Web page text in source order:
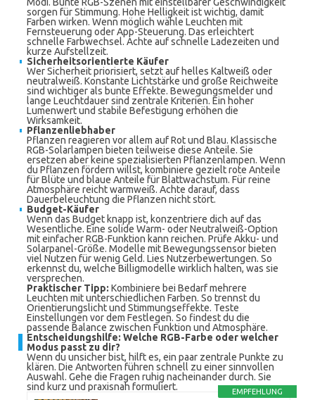
sorgen für Stimmung. Hohe Helligkeit ist wichtig, damit
Farben wirken. Wenn möglich wähle Leuchten mit
Fernsteuerung oder App-Steuerung. Das erleichtert
schnelle Farbwechsel. Achte auf schnelle Ladezeiten und
kurze Aufstellzeit.
Sicherheitsorientierte Käufer
Wer Sicherheit priorisiert, setzt auf helles Kaltweiß oder
neutralweiß. Konstante Lichtstärke und große Reichweite
sind wichtiger als bunte Effekte. Bewegungsmelder und
lange Leuchtdauer sind zentrale Kriterien. Ein hoher
Lumenwert und stabile Befestigung erhöhen die
Wirksamkeit.
Pflanzenliebhaber
Pflanzen reagieren vor allem auf Rot und Blau. Klassische
RGB-Solarlampen bieten teilweise diese Anteile. Sie
ersetzen aber keine spezialisierten Pflanzenlampen. Wenn
du Pflanzen fördern willst, kombiniere gezielt rote Anteile
für Blüte und blaue Anteile für Blattwachstum. Für reine
Atmosphäre reicht warmweiß. Achte darauf, dass
Dauerbeleuchtung die Pflanzen nicht stört.
Budget-Käufer
Wenn das Budget knapp ist, konzentriere dich auf das
Wesentliche. Eine solide Warm- oder Neutralweiß-Option
mit einfacher RGB-Funktion kann reichen. Prüfe Akku- und
Solarpanel-Größe. Modelle mit Bewegungssensor bieten
viel Nutzen für wenig Geld. Lies Nutzerbewertungen. So
erkennst du, welche Billigmodelle wirklich halten, was sie
versprechen.
Praktischer Tipp: Kombiniere bei Bedarf mehrere
Leuchten mit unterschiedlichen Farben. So trennst du
Orientierungslicht und Stimmungseffekte. Teste
Einstellungen vor dem Festlegen. So findest du die
passende Balance zwischen Funktion und Atmosphäre.
Entscheidungshilfe: Welche RGB-Farbe oder welcher
Modus passt zu dir?
Wenn du unsicher bist, hilft es, ein paar zentrale Punkte zu
klären. Die Antworten führen schnell zu einer sinnvollen
Auswahl. Gehe die Fragen ruhig nacheinander durch. Sie
sind kurz und praxisnah formuliert.
EMPFEHLUNG